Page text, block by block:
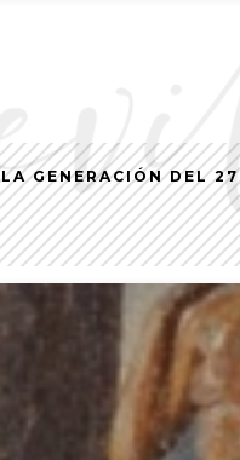
LA GENERACIÓN DEL 27